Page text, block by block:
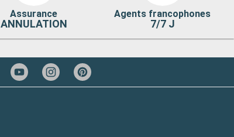
Assurance
ANNULATION
Agents francophones
7/7 J